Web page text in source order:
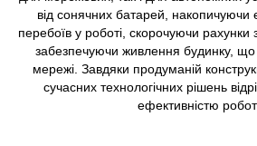
від сонячних батарей, накопичуючи
перебоїв у роботі, скорочуючи рахунки
забезпечуючи живлення будинку,
мережі. Завдяки продуманій
сучасних технологічних рішень
ефективністю